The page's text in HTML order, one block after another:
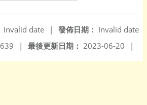
發佈日期： Invalid date
Invalid date
|
最後更新日期： 2023-06-20 |
639 |